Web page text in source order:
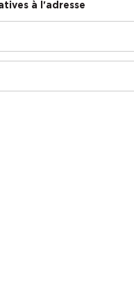
à l'adresse